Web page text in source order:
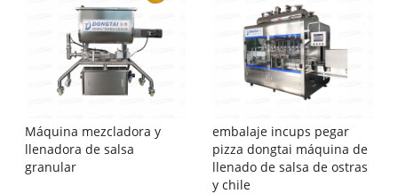
Máquina mezcladora y
llenadora de salsa
granular
embalaje incups pegar
pizza dongtai máquina de
llenado de salsa de ostras
y chile